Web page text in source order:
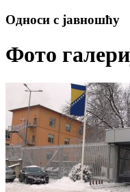
Односи с јавношћу
Фото